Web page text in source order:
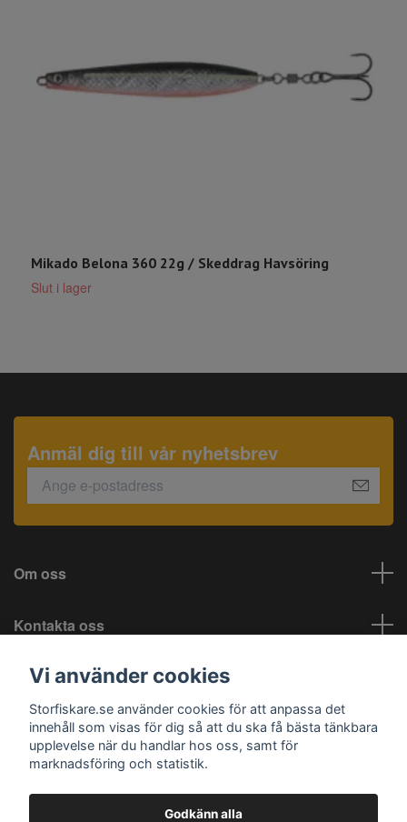
Mikado Belona 360 22g / Skeddrag Havsöring
Slut i lager
Anmäl dig till vår nyhetsbrev
Om oss
Kontakta oss
Information
Sociala medier
Vi använder cookies
Storfiskare.se använder cookies för att anpassa det
innehåll som visas för dig så att du ska få bästa tänkbara
upplevelse när du handlar hos oss, samt för
marknadsföring och statistik.
Godkänn alla